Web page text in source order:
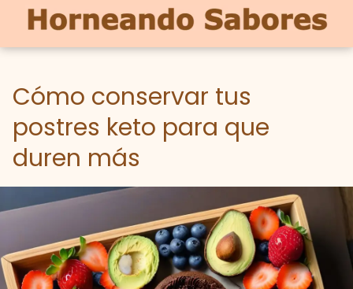
Cómo conservar tus
postres keto para que
duren más